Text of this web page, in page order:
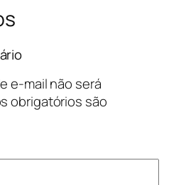
e-mail não será
obrigatórios são